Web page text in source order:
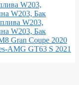
W203,
W203, Бак
W203,
W203, Бак
Gran Coupe 2020
AMG GT63 S 2021